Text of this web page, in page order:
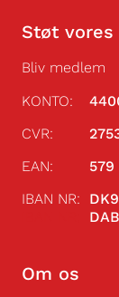
Støt vores
Bliv medlem
KONTO:
CVR:
EAN: 579
IBAN NR:
Om os